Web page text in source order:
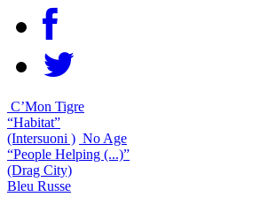
C’Mon Tigre
“Habitat”
(Intersuoni ) No Age
“People Helping (...)”
(Drag City)
Bleu Russe